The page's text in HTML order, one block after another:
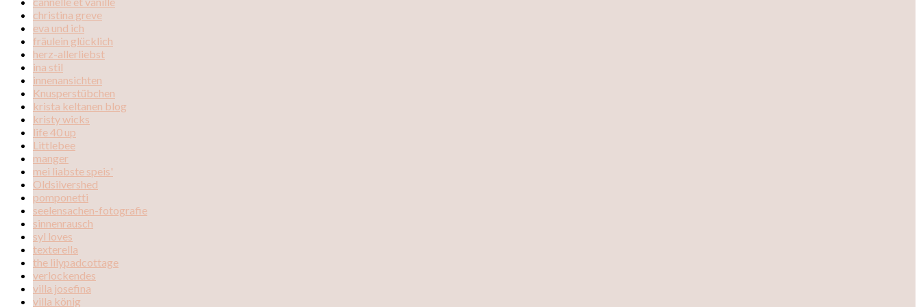
christina greve
eva und ich
fräulein glücklich
herz-allerliebst
ina stil
innenansichten
Knusperstübchen
krista keltanen blog
kristy wicks
life 40 up
Littlebee
manger
mei liabste speis'
Oldsilvershed
pomponetti
seelensachen-fotografie
sinnenrausch
syl loves
texterella
the lilypadcottage
verlockendes
villa josefina
villa könig